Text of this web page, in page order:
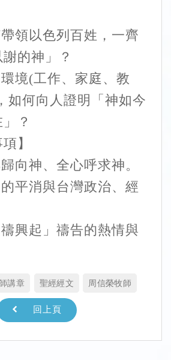
領以色列百姓，一齊
的神」？
境(工作、家庭、教
如何向人證明「神如今
？
】
向神、全心呼求神。
平消與台灣政治、經
興起」禱告的熱情與
講章 聖經經文 周信榮牧師
回上頁